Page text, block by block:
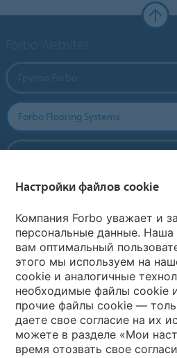
Forbo Flooring Systems
Выберите страну
Выберите вашу страну
My Forbo
Где купить
Настройки файлов cookie
Компания Forbo уважает и
персональные данные.
вам оптимальный
этого мы используем на
cookie и аналогичные
необходимые файлы cookie
прочие файлы cookie —
даете свое согласие на их
можете в разделе «Мои
время отозвать свое